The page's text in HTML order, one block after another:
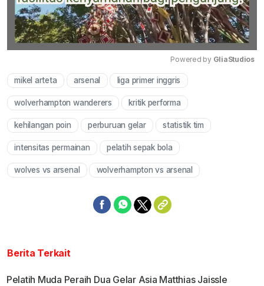
Powered by GliaStudios
mikel arteta arsenal liga primer inggris
wolverhampton wanderers kritik performa
kehilangan poin perburuan gelar statistik tim
intensitas permainan pelatih sepak bola
wolves vs arsenal wolverhampton vs arsenal
Berita Terkait
Pelatih Muda Peraih Dua Gelar Asia Matthias Jaissle